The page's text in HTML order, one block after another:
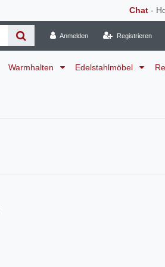
Chat -
Anmelden Registrieren
Warmhalten Edelstahlmöbel